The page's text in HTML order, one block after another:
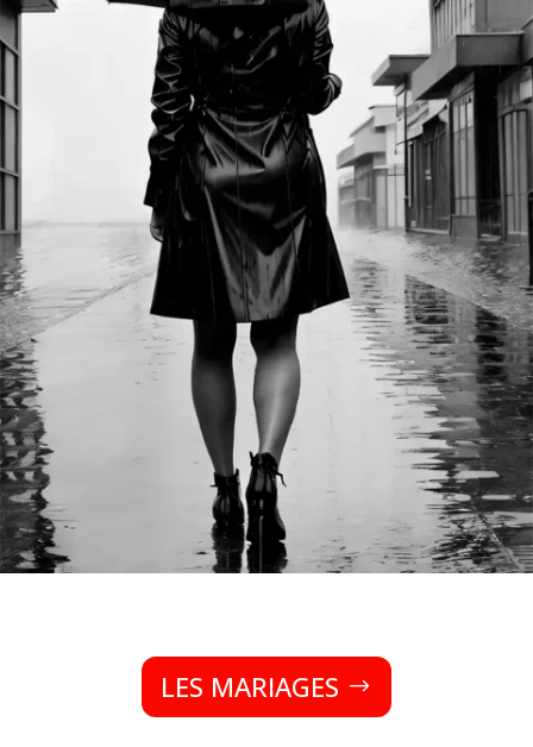
LES MARIAGES